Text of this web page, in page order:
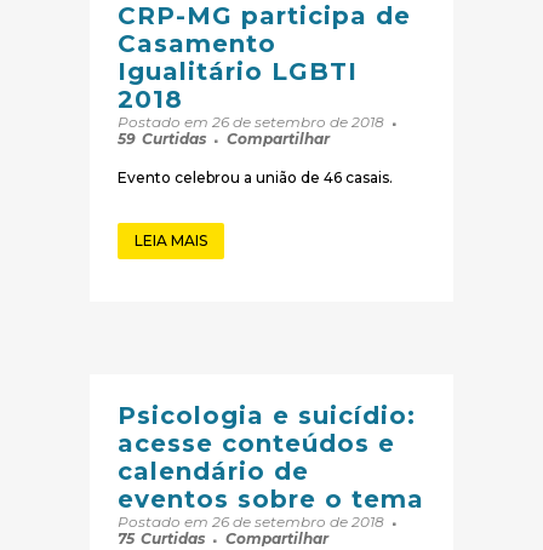
CRP-MG participa de
Casamento
Igualitário LGBTI
2018
Postado em 26 de setembro de 2018
59 Curtidas Compartilhar
Evento celebrou a união de 46 casais.
LEIA MAIS
Psicologia e suicídio:
acesse conteúdos e
calendário de
eventos sobre o tema
Postado em 26 de setembro de 2018
75 Curtidas Compartilhar